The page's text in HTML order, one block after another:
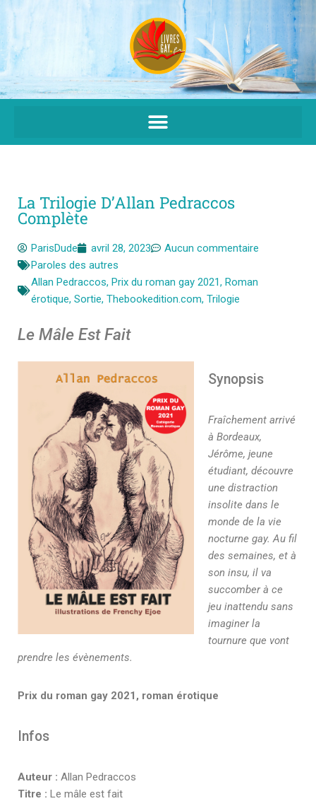
Aller
au
contenu
La Trilogie D’Allan Pedraccos
Complète
ParisDude avril 28, 2023
Aucun commentaire
Paroles des autres
Allan Pedraccos, Prix du roman gay 2021, Roman
érotique, Sortie, Thebookedition.com, Trilogie
Le Mâle Est Fait
Synopsis
Fraîchement arrivé
à Bordeaux,
Jérôme, jeune
étudiant, découvre
une distraction
insolite dans le
monde de la vie
nocturne gay. Au fil
des semaines, et à
son insu, il va
succomber à ce
jeu inattendu sans
imaginer la
tournure que vont
prendre les évènements.
Prix du roman gay 2021, roman érotique
Infos
Auteur : Allan Pedraccos
Titre : Le mâle est fait